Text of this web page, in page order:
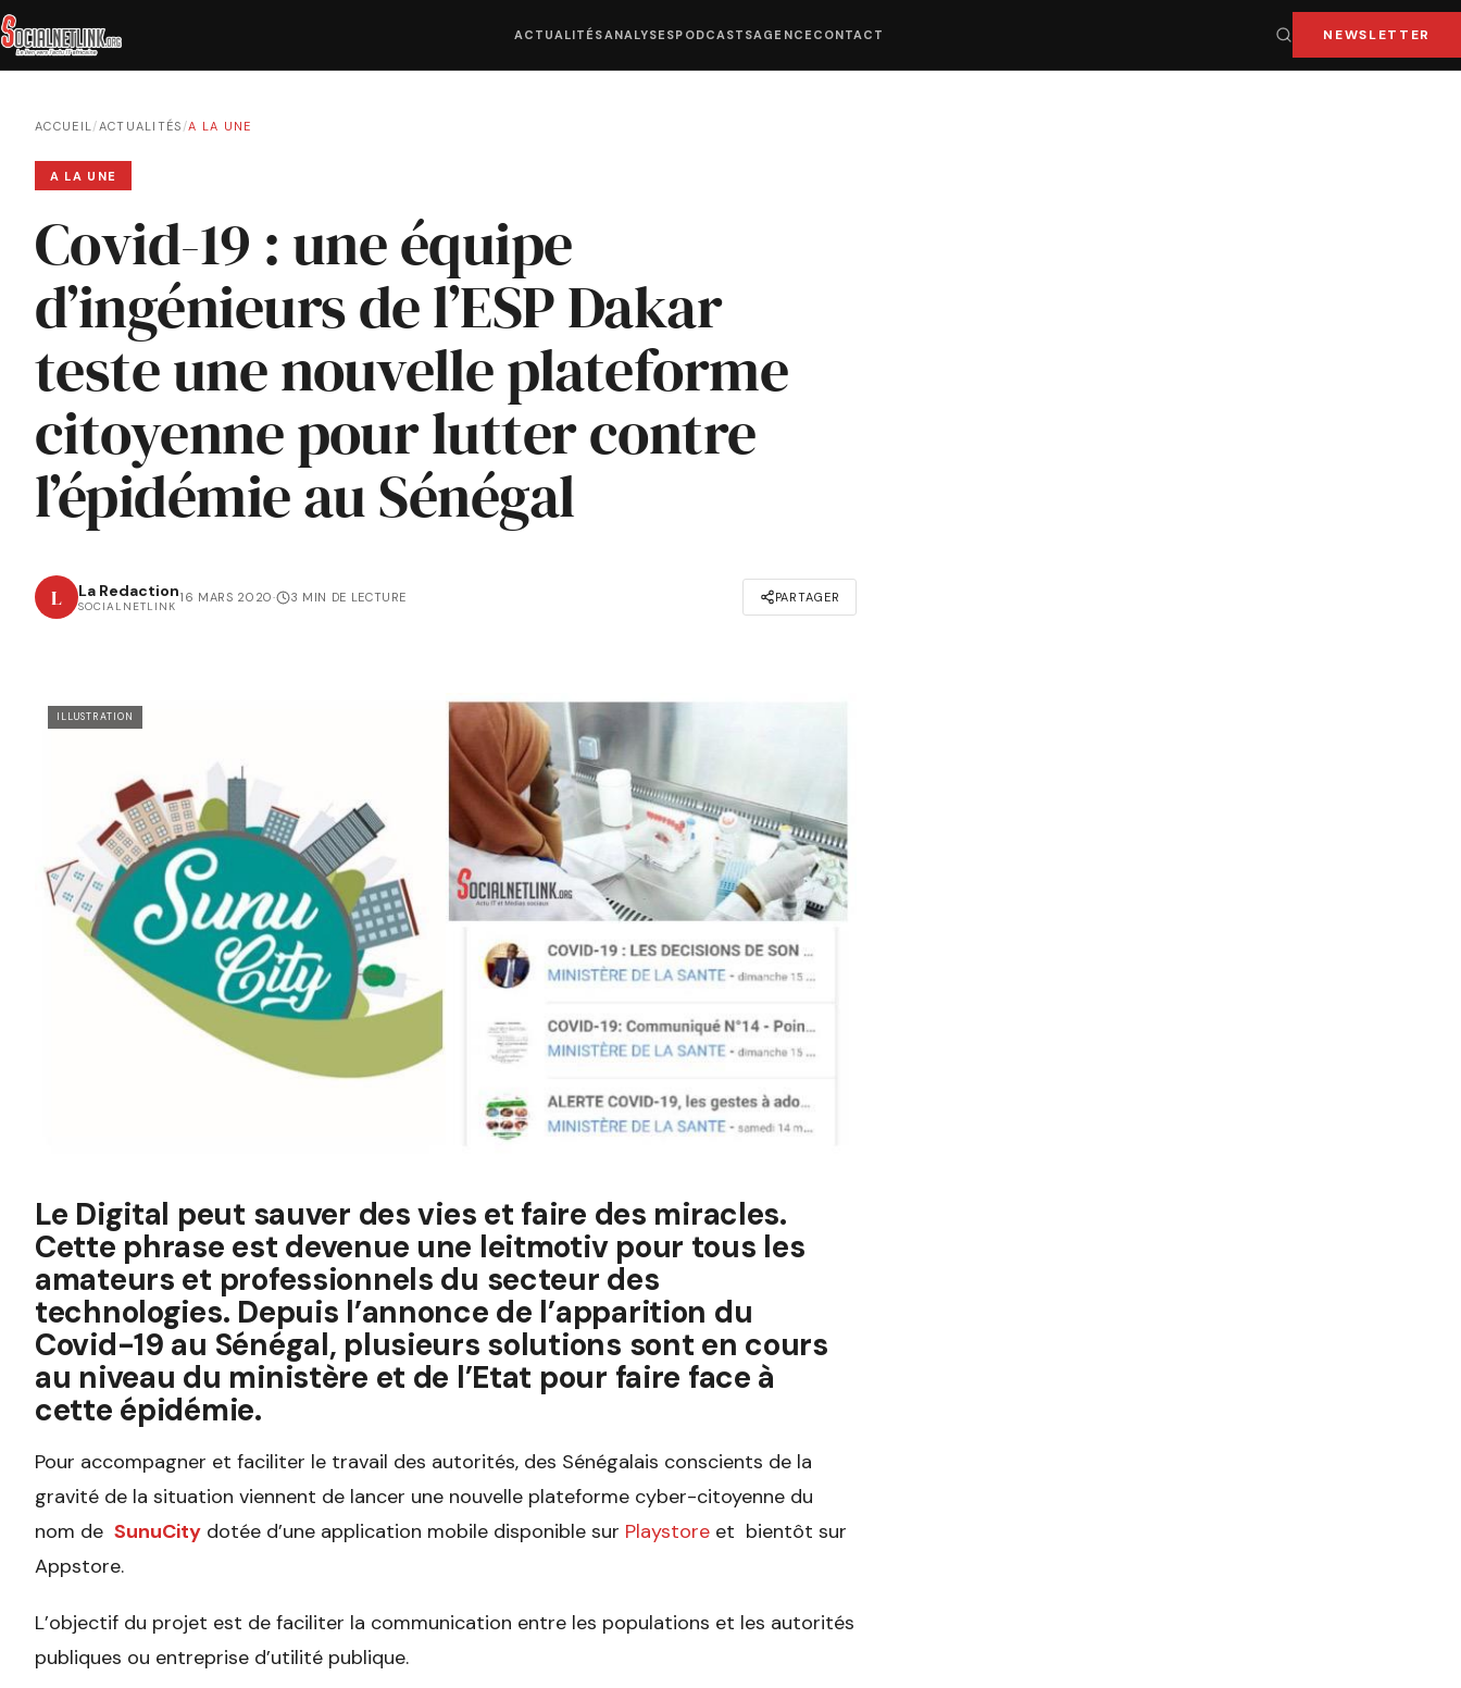
ACTUALITÉSANALYSESPODCASTSAGENCE CONTACT NEWSLETTER
ACCUEIL/ACTUALITÉS /A LA UNE
A LA UNE
Covid-19 : une équipe
d’ingénieurs de l’ESP Dakar
teste une nouvelle plateforme
citoyenne pour lutter contre
l’épidémie au Sénégal
L La Redaction
SOCIALNETLINK
16 MARS 2020· 3 MIN DE LECTURE PARTAGER
ILLUSTRATION
Le Digital peut sauver des vies et faire des miracles.
Cette phrase est devenue une leitmotiv pour tous les
amateurs et professionnels du secteur des
technologies. Depuis l’annonce de l’apparition du
Covid-19 au Sénégal, plusieurs solutions sont en cours
au niveau du ministère et de l’Etat pour faire face à
cette épidémie.
Pour accompagner et faciliter le travail des autorités, des Sénégalais conscients de la
gravité de la situation viennent de lancer une nouvelle plateforme cyber-citoyenne du
nom de SunuCity dotée d’une application mobile disponible sur Playstore et bientôt sur
Appstore.
L’objectif du projet est de faciliter la communication entre les populations et les autorités
publiques ou entreprise d’utilité publique.